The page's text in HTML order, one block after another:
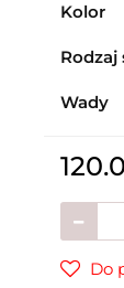
Kolor
Rodzaj
Wady
Do